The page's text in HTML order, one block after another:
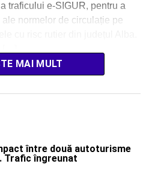
traficului e-SIGUR, pentru a
normelor de circulație pe
MAI MULT
între două autoturisme
Trafic îngreunat